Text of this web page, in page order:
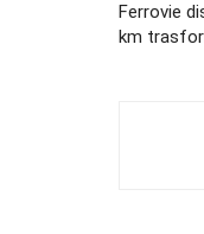
Ferrovie
km